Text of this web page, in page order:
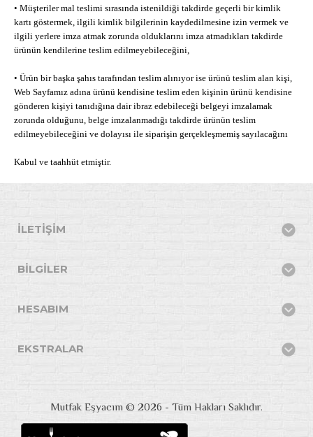
• Müşteriler mal teslimi sırasında istenildiği takdirde geçerli bir kimlik
kartı göstermek, ilgili kimlik bilgilerinin kaydedilmesine izin vermek ve
ilgili yerlere imza atmak zorunda olduklarını imza atmadıkları takdirde
ürünün kendilerine teslim edilmeyebileceğini,
• Ürün bir başka şahıs tarafından teslim alınıyor ise ürünü teslim alan kişi,
Web Sayfamız adına ürünü kendisine teslim eden kişinin ürünü kendisine
gönderen kişiyi tanıdığına dair ibraz edebileceği belgeyi imzalamak
zorunda olduğunu, belge imzalanmadığı takdirde ürünün teslim
edilmeyebileceğini ve dolayısı ile siparişin gerçekleşmemiş sayılacağını
Kabul ve taahhüt etmiştir.
İLETIŞIM
BILGILER
HESABIM
EKSTRALAR
Mutfak Eşyacım © 2026 - Tüm Hakları Saklıdır.